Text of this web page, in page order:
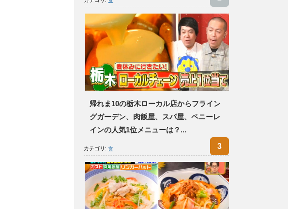
帰れま10の栃木ローカル店からフライン
グガーデン、肉飯屋、スパ屋、ペニーレ
インの人気1位メニューは？...
カテゴリ: 食